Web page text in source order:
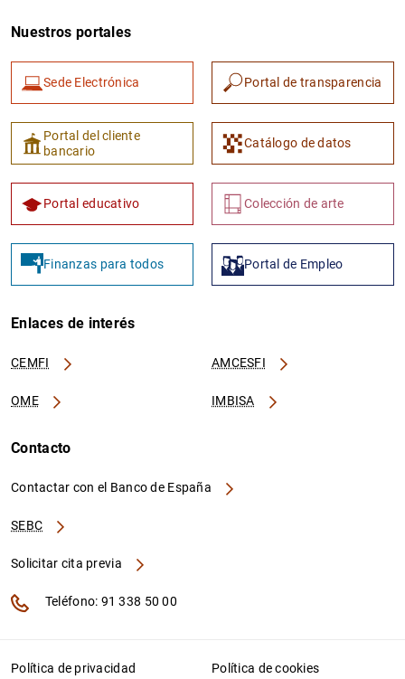
1 2
Nuestros portales
Sede Electrónica Portal de transparencia
Portal del cliente
bancario
Catálogo de datos
Portal educativo Colección de arte
Finanzas para todos Portal de Empleo
Enlaces de interés
CEMFI AMCESFI
OME IMBISA
Contacto
Contactar con el Banco de España
SEBC
Solicitar cita previa
Teléfono: 91 338 50 00
Política de privacidad Política de cookies